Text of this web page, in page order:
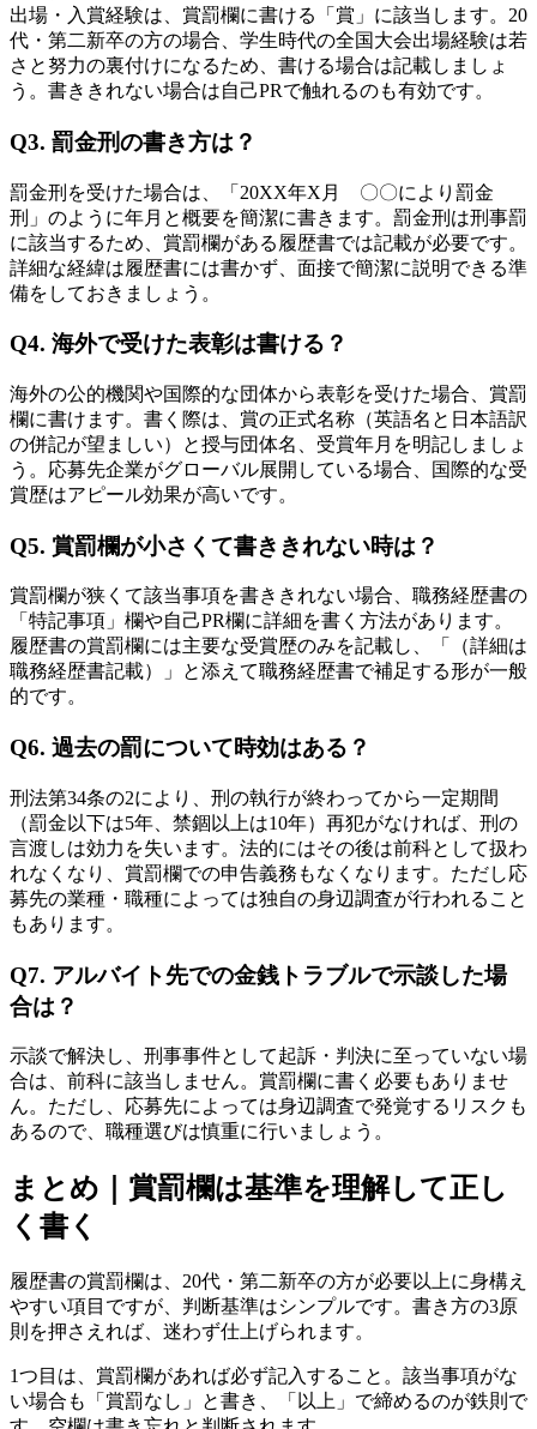
出場・入賞経験は、賞罰欄に書ける「賞」に該当します。20
代・第二新卒の方の場合、学生時代の全国大会出場経験は若
さと努力の裏付けになるため、書ける場合は記載しましょ
う。書ききれない場合は自己PRで触れるのも有効です。
Q3. 罰金刑の書き方は？
罰金刑を受けた場合は、「20XX年X月 〇〇により罰金
刑」のように年月と概要を簡潔に書きます。罰金刑は刑事罰
に該当するため、賞罰欄がある履歴書では記載が必要です。
詳細な経緯は履歴書には書かず、面接で簡潔に説明できる準
備をしておきましょう。
Q4. 海外で受けた表彰は書ける？
海外の公的機関や国際的な団体から表彰を受けた場合、賞罰
欄に書けます。書く際は、賞の正式名称（英語名と日本語訳
の併記が望ましい）と授与団体名、受賞年月を明記しましょ
う。応募先企業がグローバル展開している場合、国際的な受
賞歴はアピール効果が高いです。
Q5. 賞罰欄が小さくて書ききれない時は？
賞罰欄が狭くて該当事項を書ききれない場合、職務経歴書の
「特記事項」欄や自己PR欄に詳細を書く方法があります。
履歴書の賞罰欄には主要な受賞歴のみを記載し、「（詳細は
職務経歴書記載）」と添えて職務経歴書で補足する形が一般
的です。
Q6. 過去の罰について時効はある？
刑法第34条の2により、刑の執行が終わってから一定期間
（罰金以下は5年、禁錮以上は10年）再犯がなければ、刑の
言渡しは効力を失います。法的にはその後は前科として扱わ
れなくなり、賞罰欄での申告義務もなくなります。ただし応
募先の業種・職種によっては独自の身辺調査が行われること
もあります。
Q7. アルバイト先での金銭トラブルで示談した場
合は？
示談で解決し、刑事事件として起訴・判決に至っていない場
合は、前科に該当しません。賞罰欄に書く必要もありませ
ん。ただし、応募先によっては身辺調査で発覚するリスクも
あるので、職種選びは慎重に行いましょう。
まとめ｜賞罰欄は基準を理解して正し
く書く
履歴書の賞罰欄は、20代・第二新卒の方が必要以上に身構え
やすい項目ですが、判断基準はシンプルです。書き方の3原
則を押さえれば、迷わず仕上げられます。
1つ目は、賞罰欄があれば必ず記入すること。該当事項がな
い場合も「賞罰なし」と書き、「以上」で締めるのが鉄則で